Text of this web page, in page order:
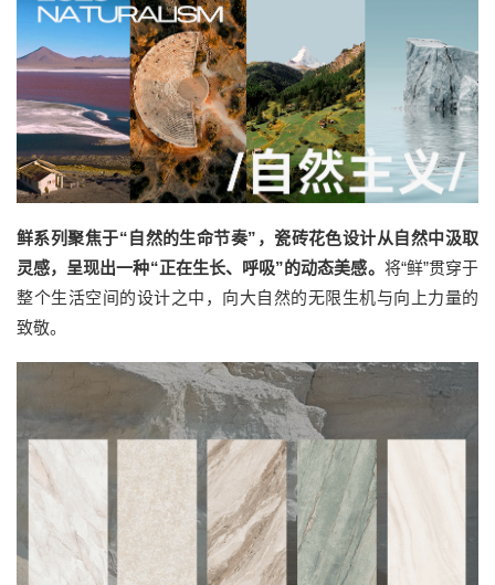
鲜系列聚焦于“自然的生命节奏”，瓷砖花色设计从自然中汲取
灵感，呈现出一种“正在生长、呼吸”的动态美感。 将“鲜”贯穿于
整个生活空间的设计之中，向大自然的无限生机与向上力量的
致敬。